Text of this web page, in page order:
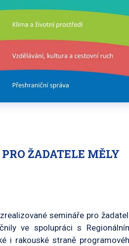
ŽADATELE MĚLY
semináře pro
ve spolupráci s
i rakouské straně